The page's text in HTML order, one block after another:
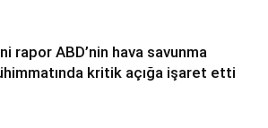
rapor ABD’nin hava savunma
kritik açığa işaret etti